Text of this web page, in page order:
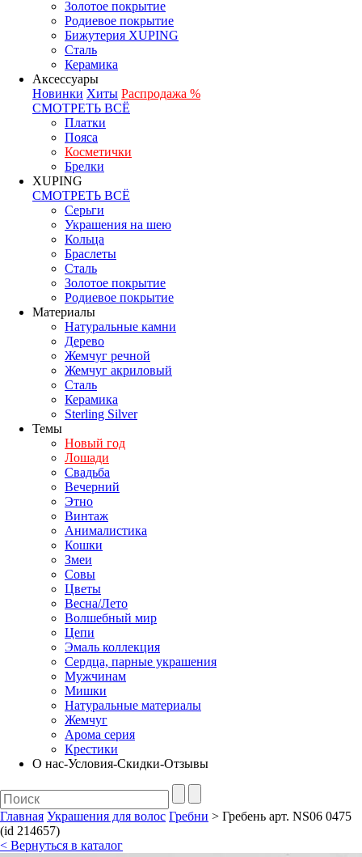
Золотое покрытие
Родиевое покрытие
Бижутерия XUPING
Сталь
Керамика
Аксессуары
Новинки Хиты Распродажа %
СМОТРЕТЬ ВСЁ
Платки
Пояса
Косметички
Брелки
XUPING
СМОТРЕТЬ ВСЁ
Серьги
Украшения на шею
Кольца
Браслеты
Сталь
Золотое покрытие
Родиевое покрытие
Материалы
Натуральные камни
Дерево
Жемчуг речной
Жемчуг акриловый
Сталь
Керамика
Sterling Silver
Темы
Новый год
Лошади
Свадьба
Вечерний
Этно
Винтаж
Анималистика
Кошки
Змеи
Совы
Цветы
Весна/Лето
Волшебный мир
Цепи
Эмаль коллекция
Сердца, парные украшения
Мужчинам
Мишки
Натуральные материалы
Жемчуг
Арома серия
Крестики
О нас-Условия-Скидки-Отзывы
Главная Украшения для волос Гребни > Гребень арт. NS06 0475
(id 214657)
< Вернуться в каталог